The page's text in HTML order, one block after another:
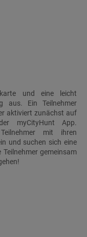
und eine leicht
aus. Ein Teilnehmer
aktiviert zunächst auf
myCityHunt App.
mit ihren
und suchen sich eine
gemeinsam